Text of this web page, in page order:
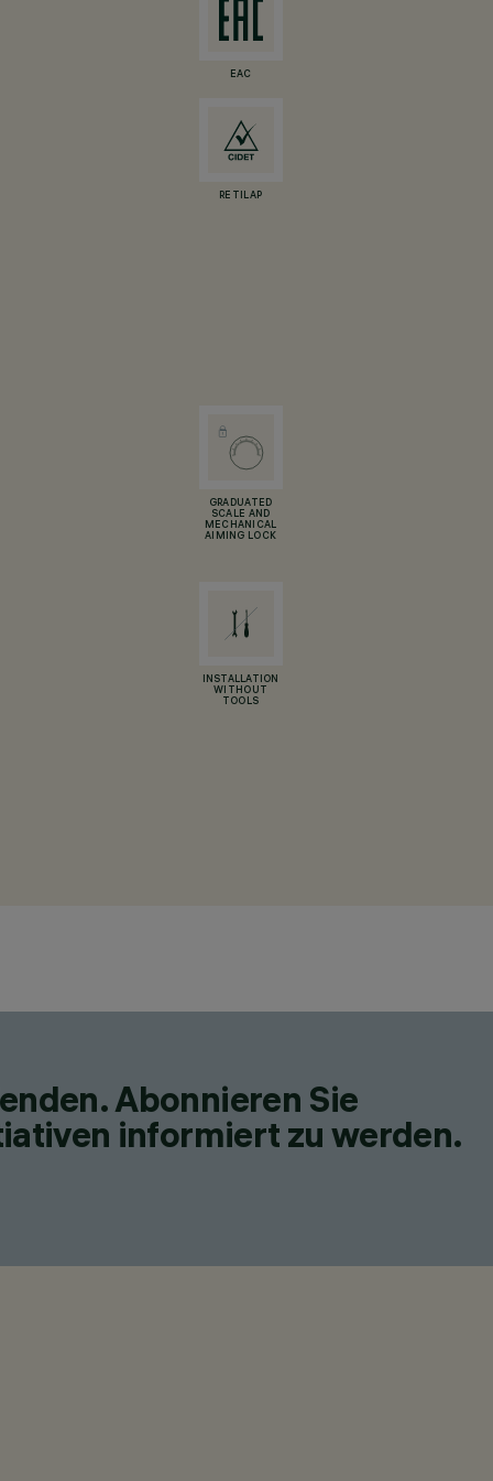
EAC
RETILAP
GRADUATED
SCALE AND
MECHANICAL
AIMING LOCK
INSTALLATION
WITHOUT
TOOLS
Abonnieren Sie
informiert zu werden.